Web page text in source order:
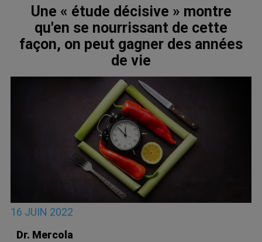
Une « étude décisive » montre
qu'en se nourrissant de cette
façon, on peut gagner des années
de vie
16 JUIN 2022
Dr. Mercola